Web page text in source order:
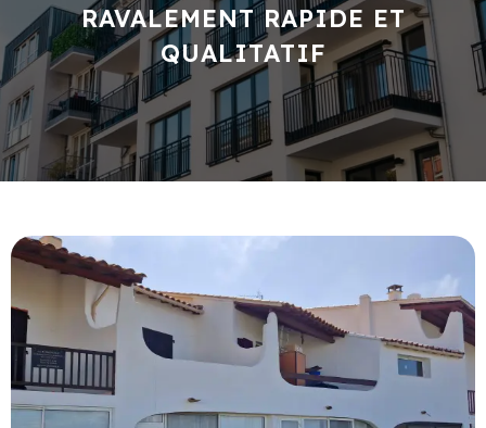
RAVALEMENT RAPIDE ET
QUALITATIF